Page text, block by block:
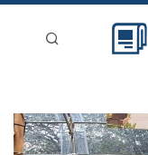
新聞稿分類